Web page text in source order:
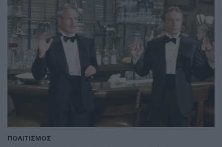
ΠΟΛΙΤΙΣΜΟΣ